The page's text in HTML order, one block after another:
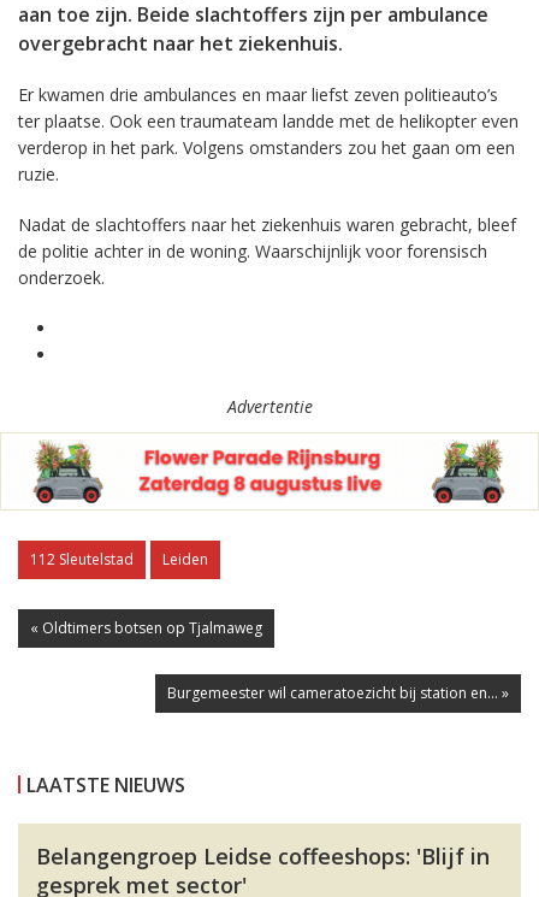
aan toe zijn. Beide slachtoffers zijn per ambulance
overgebracht naar het ziekenhuis.
Er kwamen drie ambulances en maar liefst zeven politieauto’s
ter plaatse. Ook een traumateam landde met de helikopter even
verderop in het park. Volgens omstanders zou het gaan om een
ruzie.
Nadat de slachtoffers naar het ziekenhuis waren gebracht, bleef
de politie achter in de woning. Waarschijnlijk voor forensisch
onderzoek.
Advertentie
112 Sleutelstad Leiden
« Oldtimers botsen op Tjalmaweg
Burgemeester wil cameratoezicht bij station en... »
LAATSTE NIEUWS
Belangengroep Leidse coffeeshops: 'Blijf in
gesprek met sector'